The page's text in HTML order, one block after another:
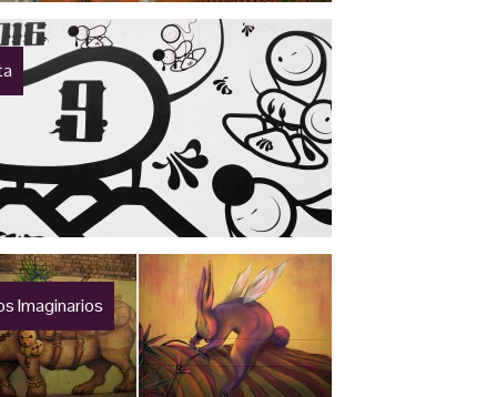
Imaginarios